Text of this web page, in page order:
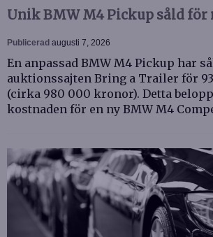
Unik BMW M4 Pickup såld
Publicerad augusti 7, 2026
En anpassad BMW M4 Pickup har
auktionssajten Bring a Trailer för
(cirka 980 000 kronor). Detta
kostnaden för en ny BMW M4